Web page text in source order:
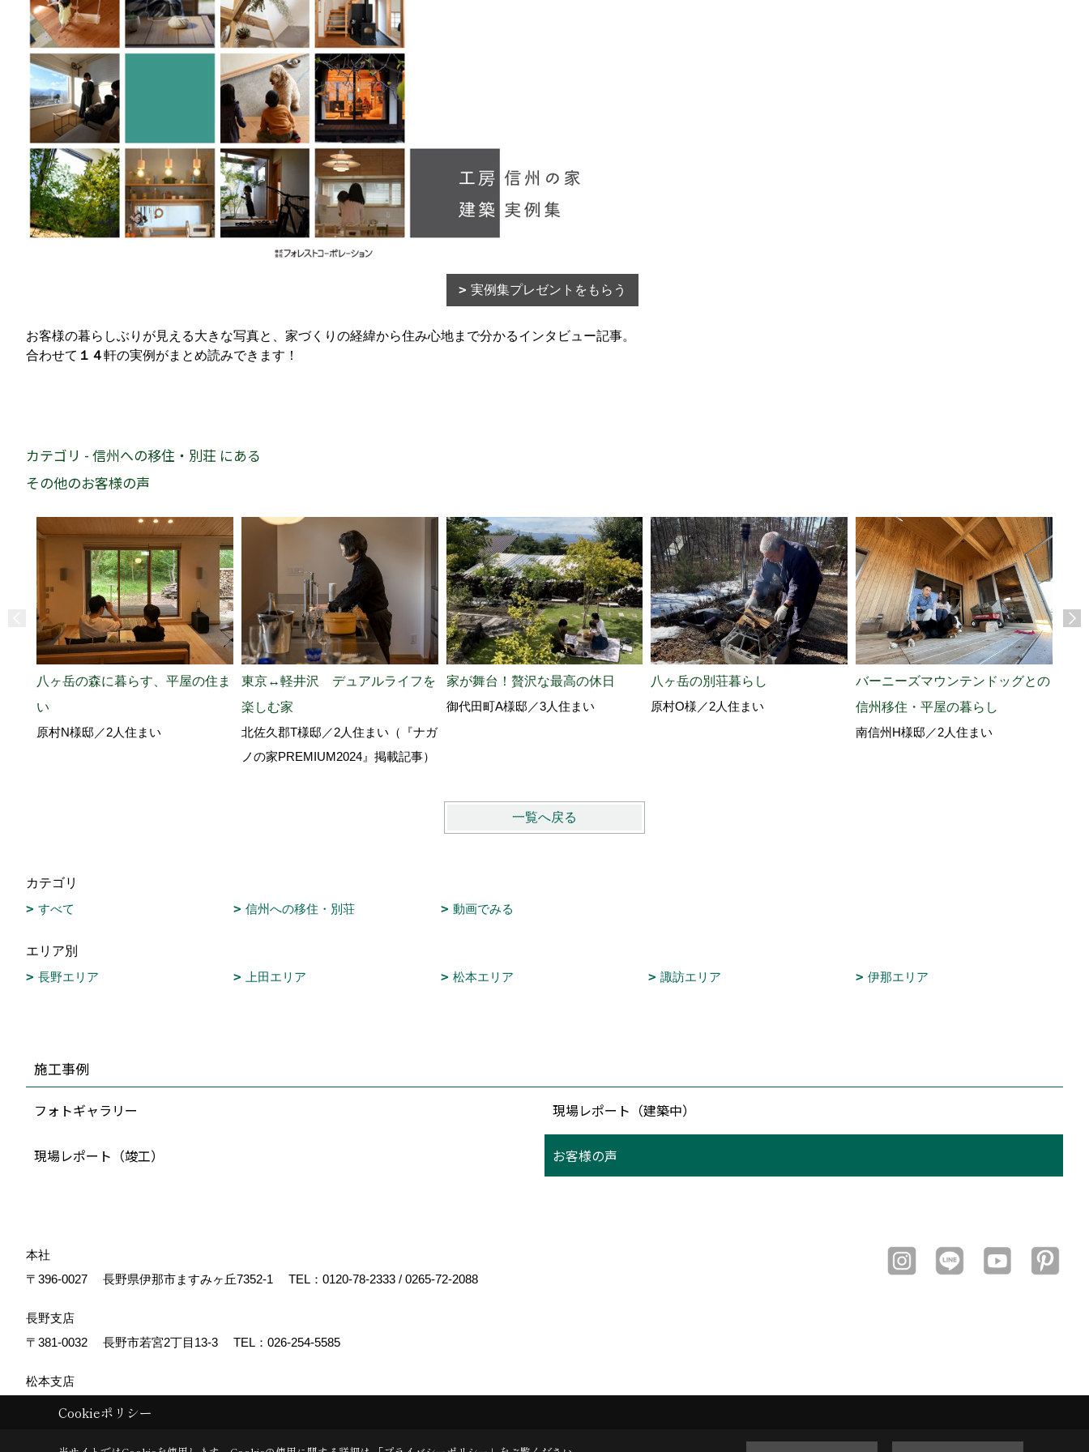
実例集プレゼントをもらう
お客様の暮らしぶりが見える大きな写真と、家づくりの経緯から住み心地まで分かるインタビュー記事。
合わせて １４軒の実例がまとめ読みできます！
カテゴリ - 信州への移住・別荘 にある
その他のお客様の声
八ヶ岳の森に暮らす、平屋の住ま
い
原村N様邸／2人住まい
東京↔軽井沢 デュアルライフを
楽しむ家
北佐久郡T様邸／2人住まい（『ナガ
ノの家PREMIUM2024』掲載記事）
家が舞台！贅沢な最高の休日
御代田町A様邸／3人住まい
八ヶ岳の別荘暮らし
原村O様／2人住まい
バーニーズマウンテンドッグとの
信州移住・平屋の暮らし
南信州H様邸／2人住まい
一覧へ戻る
カテゴリ
すべて
信州への移住・別荘 動画でみる
エリア別
長野エリア
上田エリア 松本エリア 諏訪エリア 伊那エリア
施工事例
フォトギャラリー 現場レポート（建築中）
現場レポート（竣工） お客様の声
本社
〒396-0027
長野県伊那市ますみヶ丘7352-1 TEL： 0120-78-2333 / 0265-72-2088
長野支店
〒381-0032
長野市若宮2丁目13-3 TEL： 026-254-5585
松本支店
〒390-0852
松本市島立940-1
上田営業所
Cookieポリシー